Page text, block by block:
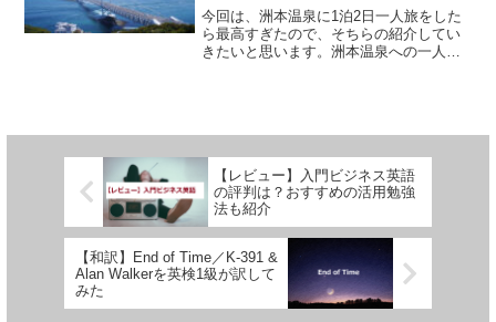
今回は、洲本温泉に1泊2日一人旅をした
ら最高すぎたので、そちらの紹介してい
きたいと思います。洲本温泉への一人旅
【レビュー】入門ビジネス英語
の評判は？おすすめの活用勉強
法も紹介
【和訳】End of Time／K-391 &
Alan Walkerを英検1級が訳して
みた